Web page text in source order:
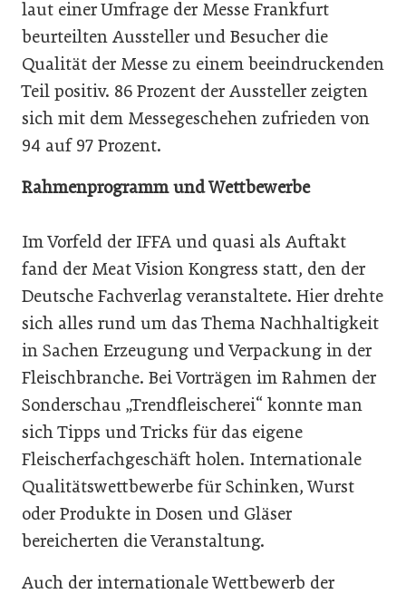
laut einer Umfrage der Messe Frankfurt
beurteilten Aussteller und Besucher die
Qualität der Messe zu einem beeindruckenden
Teil positiv. 86 Prozent der Aussteller zeigten
sich mit dem Messegeschehen zufrieden von
94 auf 97 Prozent.
Rahmenprogramm und Wettbewerbe
Im Vorfeld der IFFA und quasi als Auftakt
fand der Meat Vision Kongress statt, den der
Deutsche Fachverlag veranstaltete. Hier drehte
sich alles rund um das Thema Nachhaltigkeit
in Sachen Erzeugung und Verpackung in der
Fleischbranche. Bei Vorträgen im Rahmen der
Sonderschau „Trendfleischerei“ konnte man
sich Tipps und Tricks für das eigene
Fleischerfachgeschäft holen. Internationale
Qualitätswettbewerbe für Schinken, Wurst
oder Produkte in Dosen und Gläser
bereicherten die Veranstaltung.
Auch der internationale Wettbewerb der